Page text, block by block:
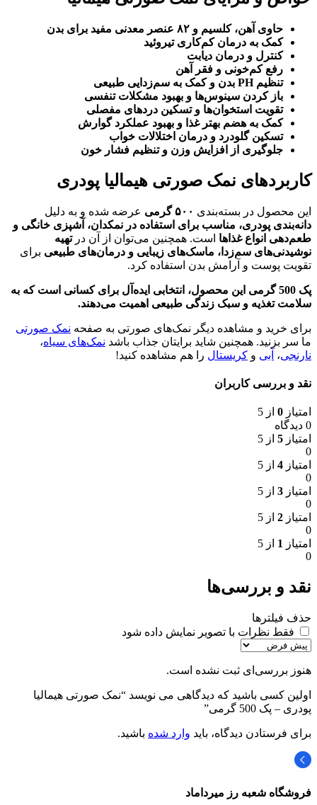
حاوی آهن، کلسیم و ۸۲ عنصر معدنی مفید برای بدن
کمک به درمان کم‌کاری تیروئید
کنترل و درمان دیابت
رفع کم‌خونی و فقر آهن
تنظیم PH بدن و کمک به سم‌زدایی طبیعی
باز کردن سینوس‌ها و بهبود مشکلات تنفسی
تقویت استخوان‌ها و تسکین دردهای مفصلی
کمک به هضم بهتر غذا و بهبود عملکرد گوارش
تسکین گلودرد و درمان اختلالات خواب
جلوگیری از افزایش وزن و تنظیم فشار خون
کاربردهای نمک صورتی هیمالیا پودری
این محصول در بسته‌بندی ۵۰۰گرمی عرضه شده و به دلیل
دانه‌بندی پودری، مناسب برای استفاده در نمکدان، آشپزی خانگی و
طعم‌دهی انواع غذاها است. همچنین می‌توان از آن درتهیه
نوشیدنی‌های سم‌زدا، ماسک‌های زیبایی و درمان‌های طبیعی برای
تقویت پوست و آرامش بدن استفاده کرد.
پک 500 گرمی این محصول، انتخابی ایده‌آل برای کسانی است که به
سلامت تغذیه و سبک زندگی طبیعی اهمیت می‌دهند.
برای خرید و مشاهده دیگر نمک‌های صورتی به صفحه نمک‌ صورتی
ما سر بزنید. همچنین شاید برایتان جذاب باشد نمک‌های سیاه،‌
نارنجی، آبی و کریستال را هم مشاهده کنید!
نقد و بررسی کاربران
امتیاز 0 از 5
0 دیدگاه
امتیاز 5 از 5
0
امتیاز 4 از 5
0
امتیاز 3 از 5
0
امتیاز 2 از 5
0
امتیاز 1 از 5
0
نقد و بررسی‌ها
حذف فیلترها
فقط نظرات با تصویر نمایش داده شود
هنوز بررسی‌ای ثبت نشده است.
اولین کسی باشید که دیدگاهی می نویسد “نمک صورتی هیمالیا
پودری – پک 500 گرمی”
برای فرستادن دیدگاه، باید وارد شده باشید.
فروشگاه شعبه رز میرداماد